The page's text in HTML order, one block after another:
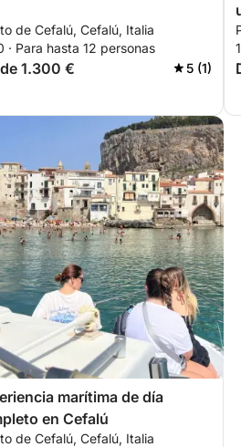
de Cefalú, Cefalú, Italia
· Para hasta 12 personas
1.300 € 5 (1)
marítima de día
en Cefalú
de Cefalú, Cefalú, Italia